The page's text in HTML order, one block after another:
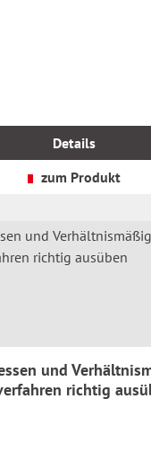
Details
zum Produkt
und
richtig